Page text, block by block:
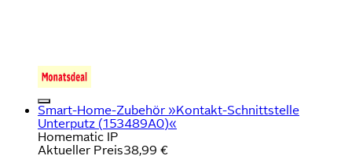
Smart-Home-Zubehör »Kontakt-Schnittstelle
Unterputz (153489A0)«
Homematic IP
Aktueller Preis38,99 €